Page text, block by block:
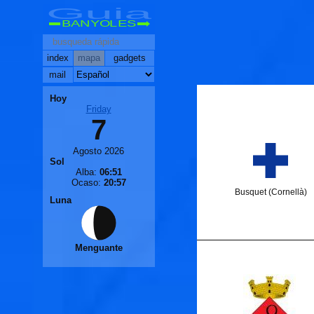
Busquet (Cornellà)
Guia
BANYOLES
index mapa
gadgets
mail
Hoy
Friday
7
Agosto 2026
Sol
Alba: 06:51
Ocaso: 20:57
Luna
Menguante